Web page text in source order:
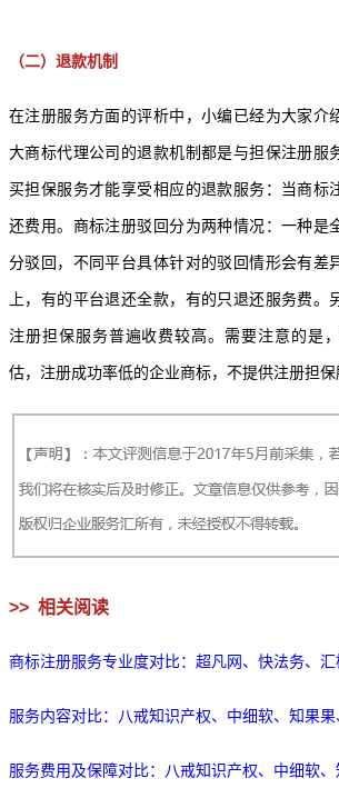
（二）退款机制
在注册服务方面的评析中，小编已经为大家介
大商标代理公司 的退款机制都是与担保注册服
买担保服务才能享受相应的退款服务：当商标
还费用。商标注册驳回分为两种情况：一种是
分驳回，不同平台具体针对的驳回情形会有差
上，有的平台退还全款，有的只退还服务费。
注册担保服务普遍收费较高。需要注意的是
估，注册成功率低的企业商标，不提供注册担保
>> 相关阅读
商标注册服务专业度对比：超凡网、快法务、汇
服务内容对比：八戒知识产权、中细软、知果果
服务费用及保障对比：八戒知识产权、中细软